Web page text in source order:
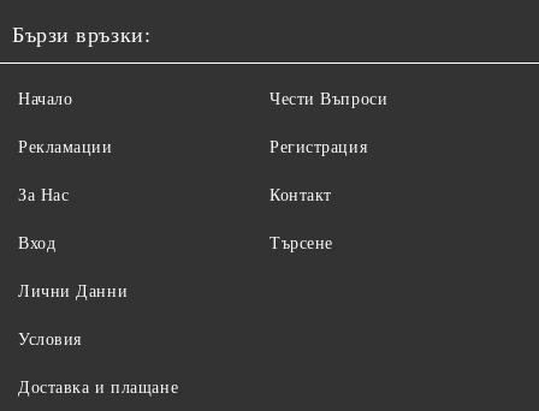
Бързи връзки:
Начало
Рекламации
За Нас
Вход
Чести Въпроси
Регистрация
Контакт
Търсене
Лични Данни
Условия
Доставка и плащане